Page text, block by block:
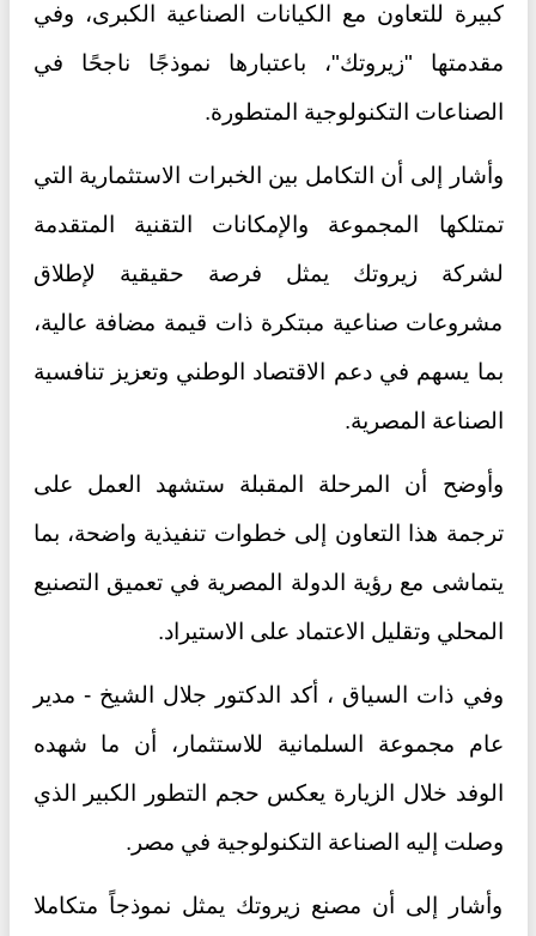
كبيرة للتعاون مع الكيانات الصناعية الكبرى، وفي
مقدمتها "زيروتك"، باعتبارها نموذجًا ناجحًا في
الصناعات التكنولوجية المتطورة.
وأشار إلى أن التكامل بين الخبرات الاستثمارية التي
تمتلكها المجموعة والإمكانات التقنية المتقدمة
لشركة زيروتك يمثل فرصة حقيقية لإطلاق
مشروعات صناعية مبتكرة ذات قيمة مضافة عالية،
بما يسهم في دعم الاقتصاد الوطني وتعزيز تنافسية
الصناعة المصرية.
وأوضح أن المرحلة المقبلة ستشهد العمل على
ترجمة هذا التعاون إلى خطوات تنفيذية واضحة، بما
يتماشى مع رؤية الدولة المصرية في تعميق التصنيع
المحلي وتقليل الاعتماد على الاستيراد.
وفي ذات السياق ، أكد الدكتور جلال الشيخ - مدير
عام مجموعة السلمانية للاستثمار، أن ما شهده
الوفد خلال الزيارة يعكس حجم التطور الكبير الذي
وصلت إليه الصناعة التكنولوجية في مصر.
وأشار إلى أن مصنع زيروتك يمثل نموذجاً متكاملا